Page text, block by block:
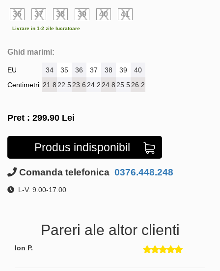
36 37 38 39 40 41
Livrare in 1-2 zile lucratoare
Ghid marimi:
EU
Centimetri
34 35 36 37 38 39
40
21.8 22.523.6 24.2 24.8 25.526.2
Pret : 299.90 Lei
Produs indisponibil
Comanda telefonica 0376.448.248
L-V: 9:00-17:00
Pareri ale altor clienti
Ion P.